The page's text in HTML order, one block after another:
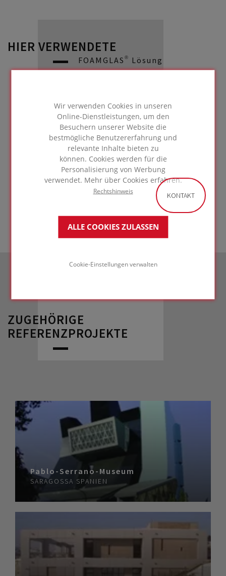
Wir verwenden Cookies in unseren
Online-Dienstleistungen, um den
Besuchern unserer Website die
bestmögliche Benutzererfahrung und
relevante Inhalte bieten zu
können. Cookies werden für die
Personalisierung von Werbung
verwendet. Mehr über Cookies erfahren.
Rechtshinweis
ALLE COOKIES ZULASSEN
Cookie-Einstellungen verwalten
HIER VERWENDETE
FOAMGLAS® Lösung
Vorgehängte hinterlüftete Fassaden
mit Verbundplatten
ZUR LÖSUNG
GEHEN
ZUGEHÖRIGE
REFERENZPROJEKTE
Pablo-Serrano-Museum
SARAGOSSA SPANIEN
KONTAKT